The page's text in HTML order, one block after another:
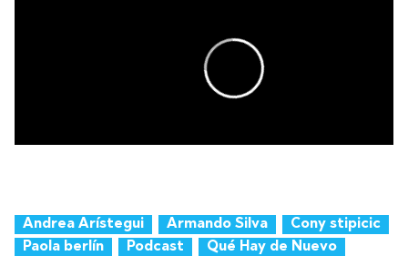
Andrea Arístegui Armando Silva
Cony stipicic
Paola berlín
Podcast Qué Hay de Nuevo